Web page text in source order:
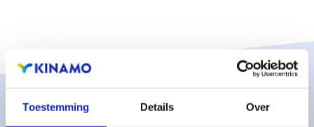
Toestemming Details Over
Oplossingen